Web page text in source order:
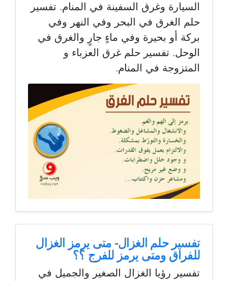
السيارة وغرق السفينة في المنام. تفسير
حلم الغرق في البحر وفي النهر وفي
بركة أو بحيرة وفي ماءٍ جارٍ والغرق في
الوحل. تفسير حلم غرق العزباء و
المتزوجة في المنام.
تفسير حلم الغزال- متى يرمز الغزال
للفراق ومتى يرمز للفرج ؟؟
تفسير رؤيا الغزال الصغير والجميل في